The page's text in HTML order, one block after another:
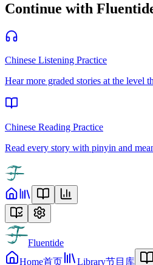
Continue with
Chinese Listening Practice
Hear more graded stories at the level
Chinese Reading Practice
Read every story with pinyin and
Fluentide
Home首页 Library节目库